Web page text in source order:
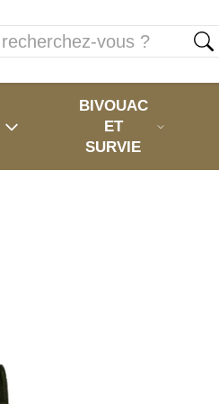
BIVOUAC
ET
SURVIE